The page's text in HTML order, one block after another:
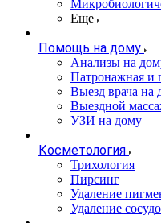
Еще
Помощь на дому
Анализы на
Патронажная и
Выезд врача на
Выездной
УЗИ на дому
Косметология
Трихология
Пирсинг
Удаление
Удаление